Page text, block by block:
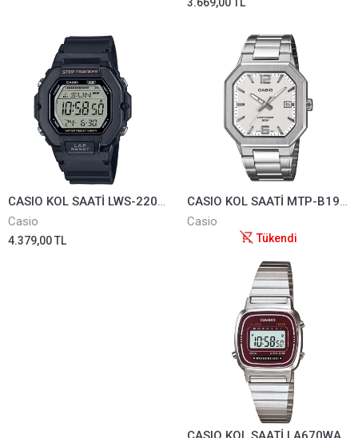
CASIO KOL SAATİ LWS-2200H-1AVDF
Casio
4.379,00 TL
CASIO KOL SAATİ MTP-B195D-7AVDF
Casio
Tükendi